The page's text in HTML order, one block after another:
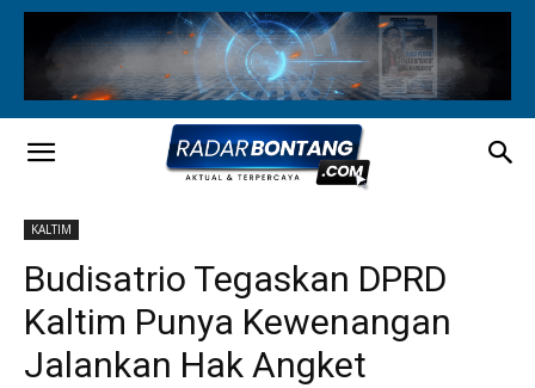
KALTIM
Budisatrio Tegaskan DPRD
Kaltim Punya Kewenangan
Jalankan Hak Angket